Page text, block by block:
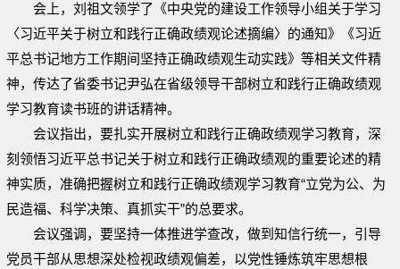
会上，刘祖文领学了《中央党的建设工作领导小组关于学习
〈习近平关于树立和践行正确政绩观论述摘编〉的通知》《习近
平总书记地方工作期间坚持正确政绩观生动实践》等相关文件精
神，传达了省委书记尹弘在省级领导干部树立和践行正确政绩观
学习教育读书班的讲话精神。
会议指出，要扎实开展树立和践行正确政绩观学习教育，深
刻领悟习近平总书记关于树立和践行正确政绩观的重要论述的精
神实质，准确把握树立和践行正确政绩观学习教育“立党为公、为
民造福、科学决策、真抓实干”的总要求。
会议强调，要坚持一体推进学查改，做到知信行统一，引导
党员干部从思想深处检视政绩观偏差，以党性锤炼筑牢思想根